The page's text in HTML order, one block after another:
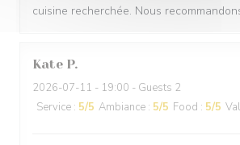
cuisine recherchée. Nous
Kate P
2026-07-11 - 19:00 - Guests 2
Service : 5/5 Ambiance : 5/5 Food : 5/5